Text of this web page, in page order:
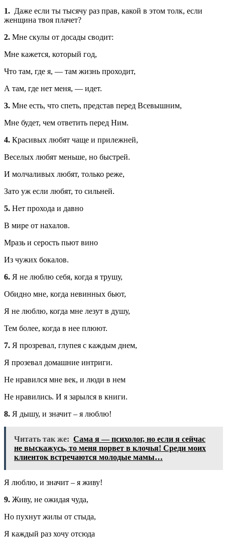
1. Даже если ты тысячу раз прав, какой в этом толк, если
женщина твоя плачет?
2. Мне скулы от досады сводит:
Мне кажется, который год,
Что там, где я, — там жизнь проходит,
А там, где нет меня, — идет.
3. Мне есть, что спеть, представ перед Всевышним,
Мне будет, чем ответить перед Ним.
4. Красивых любят чаще и прилежней,
Веселых любят меньше, но быстрей.
И молчаливых любят, только реже,
Зато уж если любят, то сильней.
5. Нет прохода и давно
В мире от нахалов.
Мразь и серость пьют вино
Из чужих бокалов.
6. Я не люблю себя, когда я трушу,
Обидно мне, когда невинных бьют,
Я не люблю, когда мне лезут в душу,
Тем более, когда в нее плюют.
7. Я прозревал, глупея с каждым днем,
Я прозевал домашние интриги.
Не нравился мне век, и люди в нем
Не нравились. И я зарылся в книги.
8. Я дышу, и значит – я люблю!
Читать так же: Сама я — психолог, но если я сейчас
не выскажусь, то меня порвет в клочья! Среди моих
клиенток встречаются молодые мамы…
Я люблю, и значит – я живу!
9. Живу, не ожидая чуда,
Но пухнут жилы от стыда,
Я каждый раз хочу отсюда